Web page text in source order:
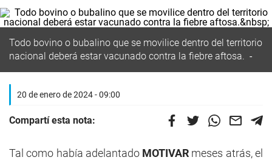
Todo bovino o bubalino que se movilice dentro del territorio
nacional deberá estar vacunado contra la fiebre aftosa.
20 de enero de 2024 - 09:00
Compartí esta nota:
Tal como había adelantado MOTIVAR meses atrás, el